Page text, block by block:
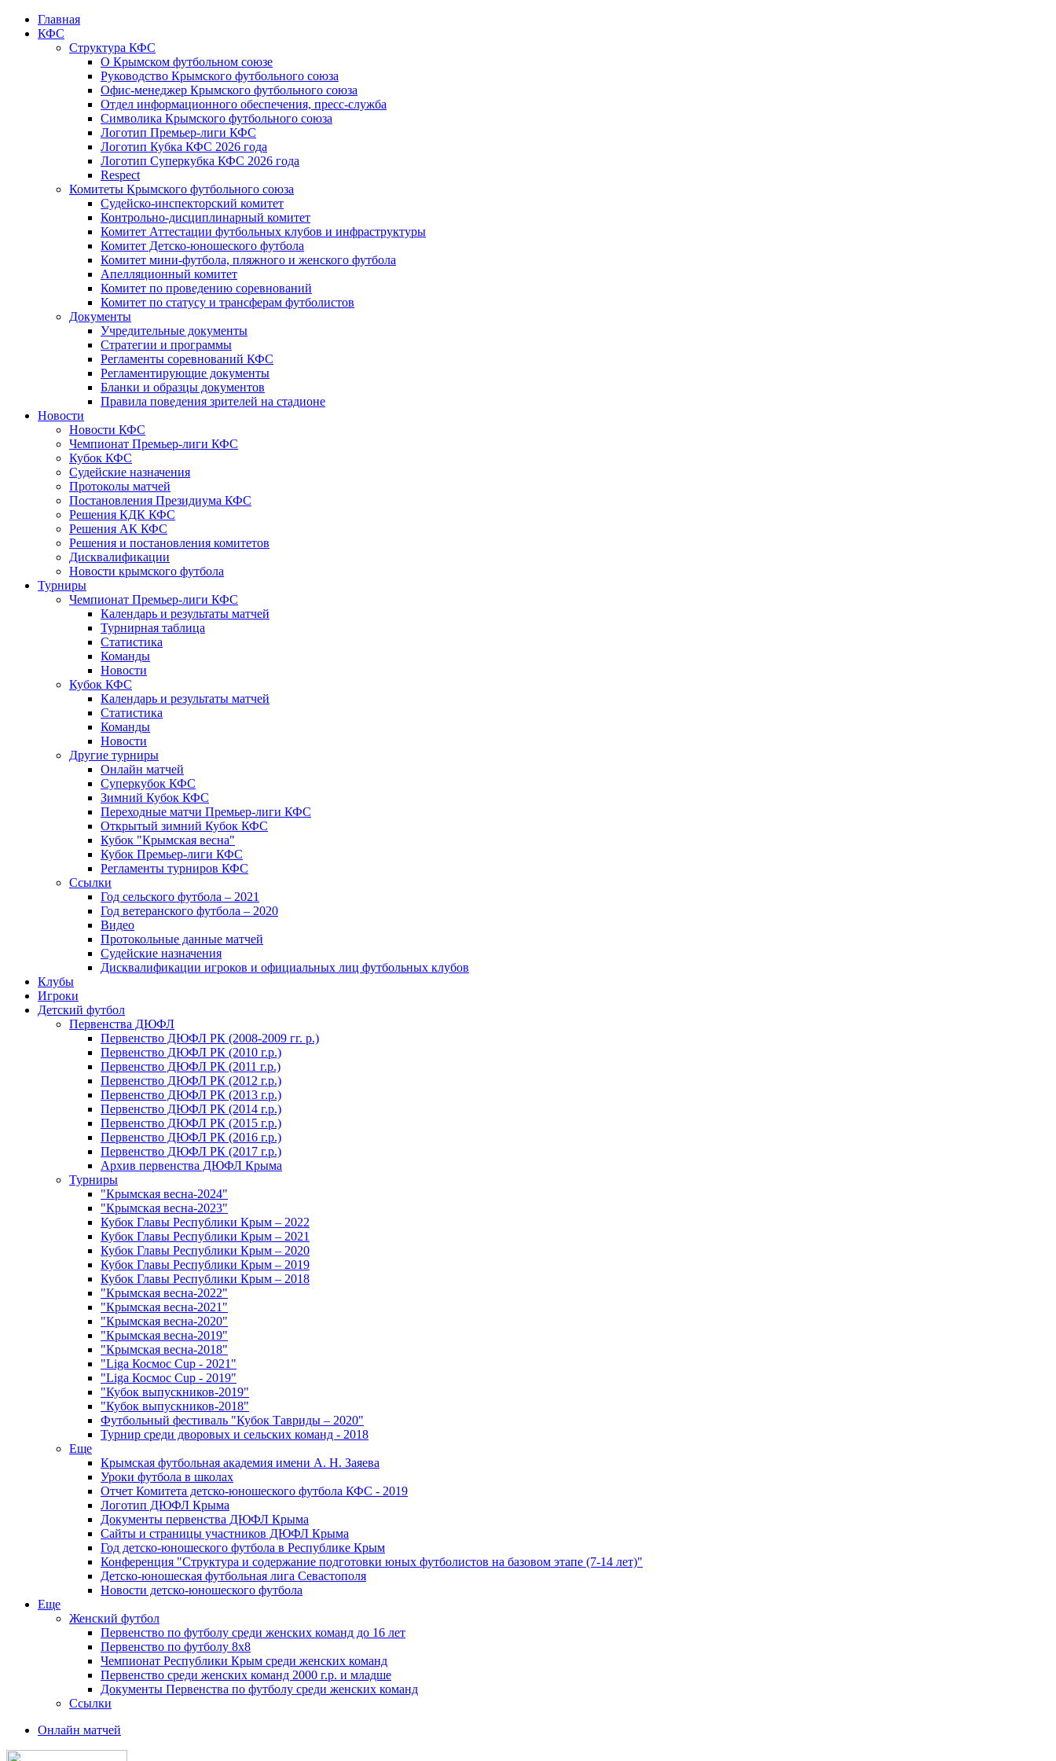
Главная
КФС
Структура КФС
О Крымском футбольном союзе
Руководство Крымского футбольного союза
Офис-менеджер Крымского футбольного союза
Отдел информационного обеспечения, пресс-служба
Символика Крымского футбольного союза
Логотип Премьер-лиги КФС
Логотип Кубка КФС 2026 года
Логотип Суперкубка КФС 2026 года
Respect
Комитеты Крымского футбольного союза
Судейско-инспекторский комитет
Контрольно-дисциплинарный комитет
Комитет Аттестации футбольных клубов и инфраструктуры
Комитет Детско-юношеского футбола
Комитет мини-футбола, пляжного и женского футбола
Апелляционный комитет
Комитет по проведению соревнований
Комитет по статусу и трансферам футболистов
Документы
Учредительные документы
Стратегии и программы
Регламенты соревнований КФС
Регламентирующие документы
Бланки и образцы документов
Правила поведения зрителей на стадионе
Новости
Новости КФС
Чемпионат Премьер-лиги КФС
Кубок КФС
Судейские назначения
Протоколы матчей
Постановления Президиума КФС
Решения КДК КФС
Решения АК КФС
Решения и постановления комитетов
Дисквалификации
Новости крымского футбола
Турниры
Чемпионат Премьер-лиги КФС
Календарь и результаты матчей
Турнирная таблица
Статистика
Команды
Новости
Кубок КФС
Календарь и результаты матчей
Статистика
Команды
Новости
Другие турниры
Онлайн матчей
Суперкубок КФС
Зимний Кубок КФС
Переходные матчи Премьер-лиги КФС
Открытый зимний Кубок КФС
Кубок "Крымская весна"
Кубок Премьер-лиги КФС
Регламенты турниров КФС
Ссылки
Год сельского футбола – 2021
Год ветеранского футбола – 2020
Видео
Протокольные данные матчей
Судейские назначения
Дисквалификации игроков и официальных лиц футбольных клубов
Клубы
Игроки
Детский футбол
Первенства ДЮФЛ
Первенство ДЮФЛ РК (2008-2009 гг. р.)
Первенство ДЮФЛ РК (2010 г.р.)
Первенство ДЮФЛ РК (2011 г.р.)
Первенство ДЮФЛ РК (2012 г.р.)
Первенство ДЮФЛ РК (2013 г.р.)
Первенство ДЮФЛ РК (2014 г.р.)
Первенство ДЮФЛ РК (2015 г.р.)
Первенство ДЮФЛ РК (2016 г.р.)
Первенство ДЮФЛ РК (2017 г.р.)
Архив первенства ДЮФЛ Крыма
Турниры
"Крымская весна-2024"
"Крымская весна-2023"
Кубок Главы Республики Крым – 2022
Кубок Главы Республики Крым – 2021
Кубок Главы Республики Крым – 2020
Кубок Главы Республики Крым – 2019
Кубок Главы Республики Крым – 2018
"Крымская весна-2022"
"Крымская весна-2021"
"Крымская весна-2020"
"Крымская весна-2019"
"Крымская весна-2018"
"Liga Космос Cup - 2021"
"Liga Космос Cup - 2019"
"Кубок выпускников-2019"
"Кубок выпускников-2018"
Футбольный фестиваль "Кубок Тавриды – 2020"
Турнир среди дворовых и сельских команд - 2018
Еще
Крымская футбольная академия имени А. Н. Заяева
Уроки футбола в школах
Отчет Комитета детско-юношеского футбола КФС - 2019
Логотип ДЮФЛ Крыма
Документы первенства ДЮФЛ Крыма
Сайты и страницы участников ДЮФЛ Крыма
Год детско-юношеского футбола в Республике Крым
Конференция "Структура и содержание подготовки юных футболистов на базовом этапе (7-14 лет)"
Детско-юношеская футбольная лига Севастополя
Новости детско-юношеского футбола
Еще
Женский футбол
Первенство по футболу среди женских команд до 16 лет
Первенство по футболу 8х8
Чемпионат Республики Крым среди женских команд
Первенство среди женских команд 2000 г.р. и младше
Документы Первенства по футболу среди женских команд
Ссылки
Онлайн матчей